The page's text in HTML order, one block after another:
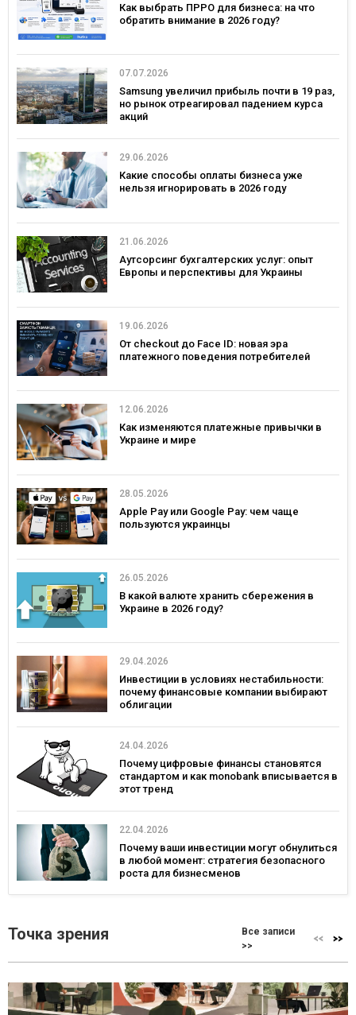
Как выбрать ПРРО для бизнеса: на что
обратить внимание в 2026 году?
07.07.2026
Samsung увеличил прибыль почти в 19 раз,
но рынок отреагировал падением курса
акций
29.06.2026
Какие способы оплаты бизнеса уже
нельзя игнорировать в 2026 году
21.06.2026
Аутсорсинг бухгалтерских услуг: опыт
Европы и перспективы для Украины
19.06.2026
От checkout до Face ID: новая эра
платежного поведения потребителей
12.06.2026
Как изменяются платежные привычки в
Украине и мире
28.05.2026
Apple Pay или Google Pay: чем чаще
пользуются украинцы
26.05.2026
В какой валюте хранить сбережения в
Украине в 2026 году?
29.04.2026
Инвестиции в условиях нестабильности:
почему финансовые компании выбирают
облигации
24.04.2026
Почему цифровые финансы становятся
стандартом и как monobank вписывается в
этот тренд
22.04.2026
Почему ваши инвестиции могут обнулиться
в любой момент: стратегия безопасного
роста для бизнесменов
Точка зрения
Все записи
>>